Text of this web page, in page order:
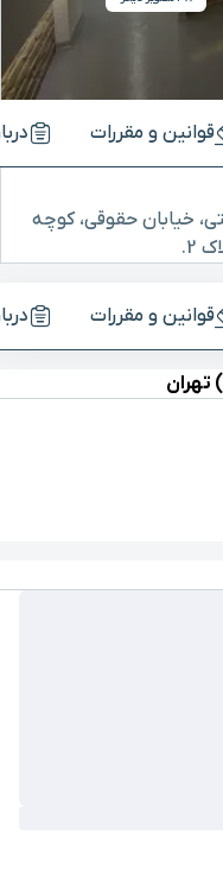
قوانین و مقررات
خیابان حقوقی، کوچه
2.
قوانین و مقررات
تهران